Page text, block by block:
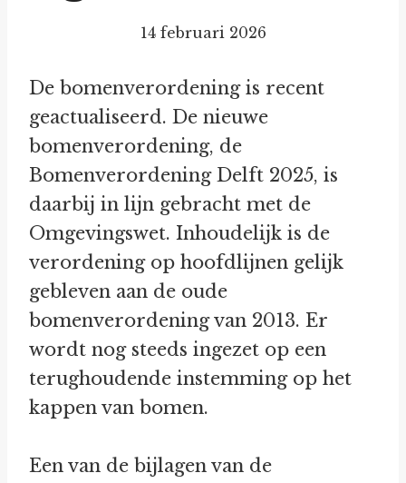
14 februari 2026
De bomenverordening is recent
geactualiseerd. De nieuwe
bomenverordening, de
Bomenverordening Delft 2025, is
daarbij in lijn gebracht met de
Omgevingswet. Inhoudelijk is de
verordening op hoofdlijnen gelijk
gebleven aan de oude
bomenverordening van 2013. Er
wordt nog steeds ingezet op een
terughoudende instemming op het
kappen van bomen.
Een van de bijlagen van de